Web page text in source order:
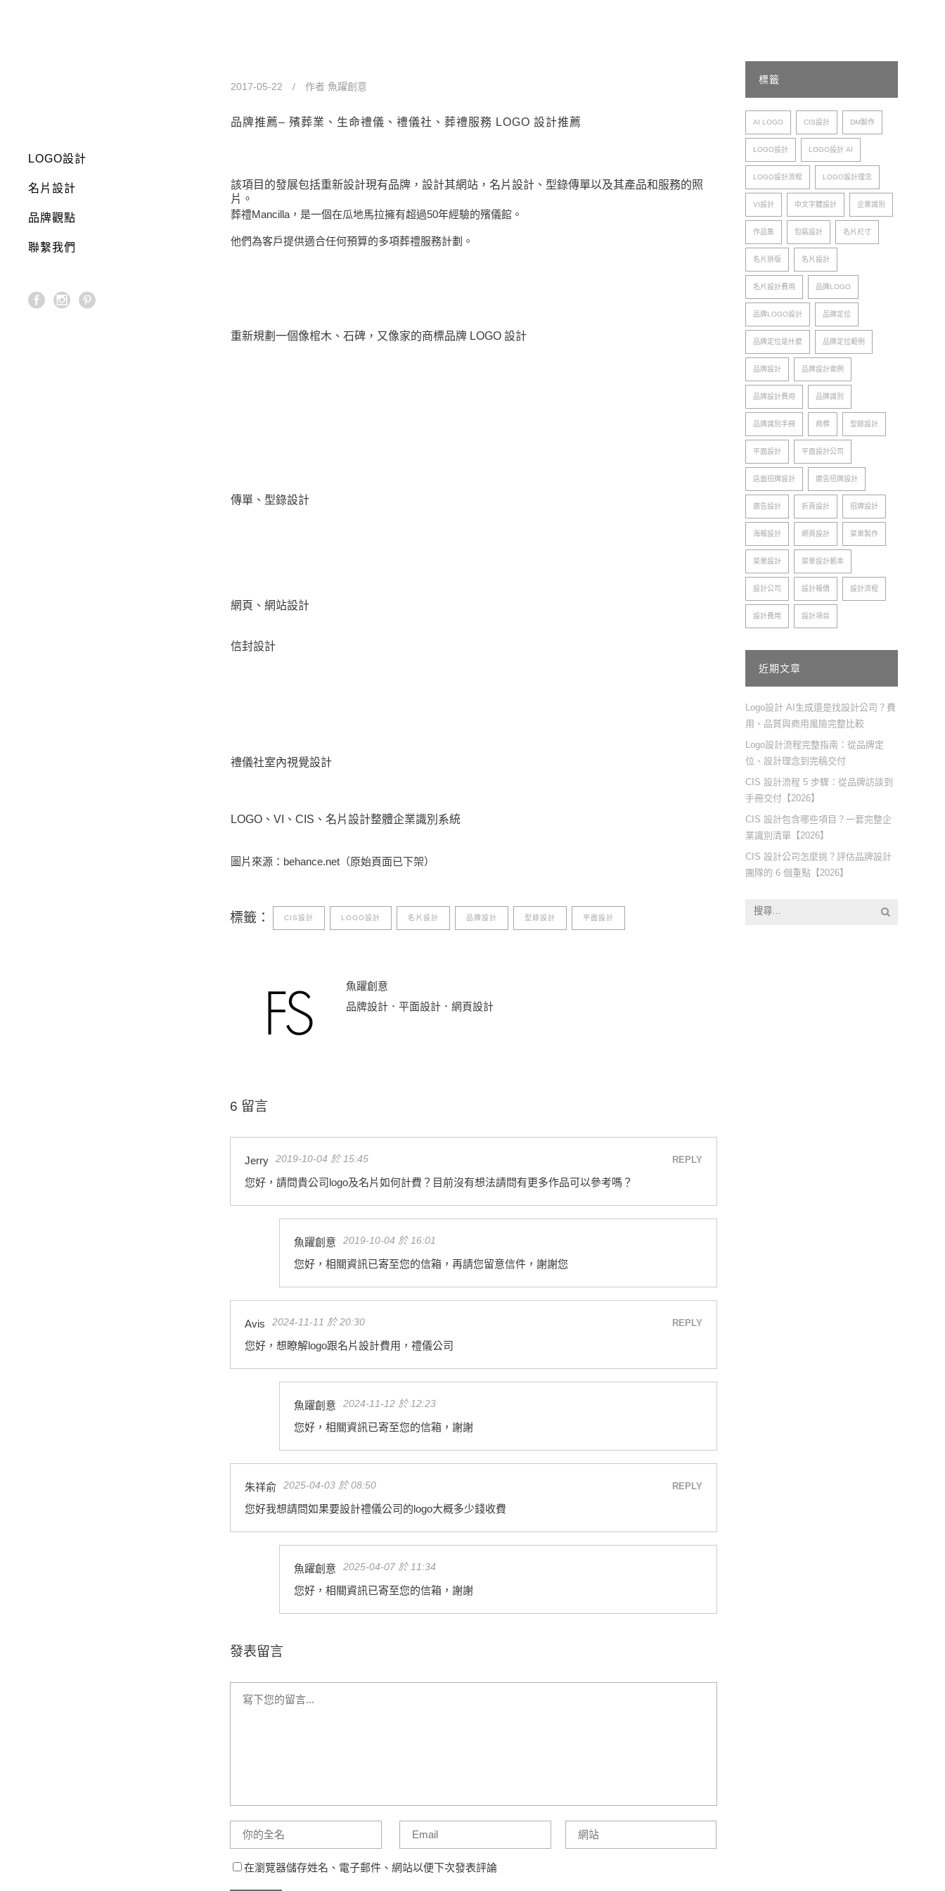
LOGO設計
名片設計
品牌觀點
聯繫我們
2017-05-22 作者 魚躍創意
品牌推薦– 殯葬業、生命禮儀、禮儀社、葬禮服務 LOGO 設計推薦
該項目的發展包括重新設計現有品牌，設計其網站，名片設計、型錄傳單以及其產品和服務的照
片。
葬禮Mancilla ，是一個在瓜地馬拉擁有超過50年經驗的殯儀館。
他們為客戶提供適合任何預算的多項葬禮服務計劃。
重新規劃一個像棺木、石碑，又像家的商標品牌 LOGO 設計
傳單、型錄設計
網頁、網站設計
信封設計
禮儀社室內視覺設計
LOGO、VI、CIS、名片設計整體企業識別系統
圖片來源：behance.net（原始頁面已下架）
標籤： CIS設計 LOGO設計 名片設計 品牌設計 型錄設計 平面設計
魚躍創意
品牌設計．平面設計．網頁設計
6 留言
Jerry 2019-10-04 於 15:45 REPLY
您好，請問貴公司logo及名片如何計費？目前沒有想法請問有更多作品可以參考嗎？
魚躍創意 2019-10-04 於 16:01
您好，相關資訊已寄至您的信箱，再請您留意信件，謝謝您
Avis 2024-11-11 於 20:30 REPLY
您好，想瞭解logo跟名片設計費用，禮儀公司
魚躍創意 2024-11-12 於 12:23
您好，相關資訊已寄至您的信箱，謝謝
朱祥俞 2025-04-03 於 08:50 REPLY
您好我想請問如果要設計禮儀公司的logo大概多少錢收費
魚躍創意 2025-04-07 於 11:34
您好，相關資訊已寄至您的信箱，謝謝
發表留言
在瀏覽器儲存姓名、電子郵件、網站以便下次發表評論
標籤
AI LOGO CIS設計 DM製作
LOGO設計 LOGO設計 AI
LOGO設計流程 LOGO設計理念
VI設計 中文字體設計 企業識別
作品集 包裝設計 名片尺寸
名片排版 名片設計
名片設計費用 品牌LOGO
品牌LOGO設計 品牌定位
品牌定位是什麼 品牌定位範例
品牌設計 品牌設計案例
品牌設計費用 品牌識別
品牌識別手冊 商標 型錄設計
平面設計 平面設計公司
店面招牌設計 廣告招牌設計
廣告設計 折頁設計 招牌設計
海報設計 網頁設計 菜單製作
菜單設計 菜單設計範本
設計公司 設計報價 設計流程
設計費用 設計項目
近期文章
Logo設計 AI生成還是找設計公司？費
用、品質與商用風險完整比較
Logo設計流程完整指南：從品牌定
位、設計理念到完稿交付
CIS 設計流程 5 步驟：從品牌訪談到
手冊交付【2026】
CIS 設計包含哪些項目？一套完整企
業識別清單【2026】
CIS 設計公司怎麼挑？評估品牌設計
團隊的 6 個重點【2026】